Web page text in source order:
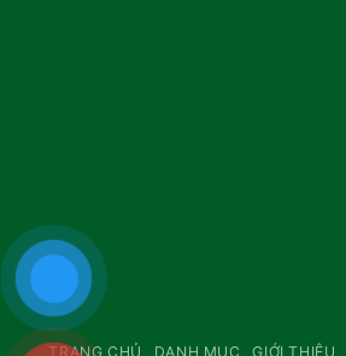
TRANG CHỦ DANH MỤC GIỚI THIỆU